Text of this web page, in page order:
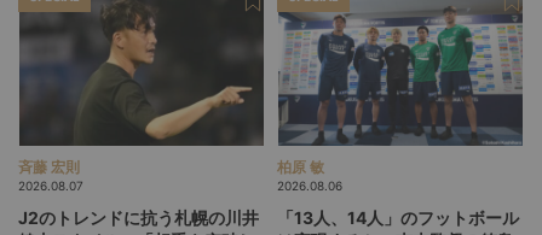
斉藤 宏則
2026.08.07
J2のトレンドに抗う札幌の川井
柏原 敏
2026.08.06
「13人、14人」のフットボール